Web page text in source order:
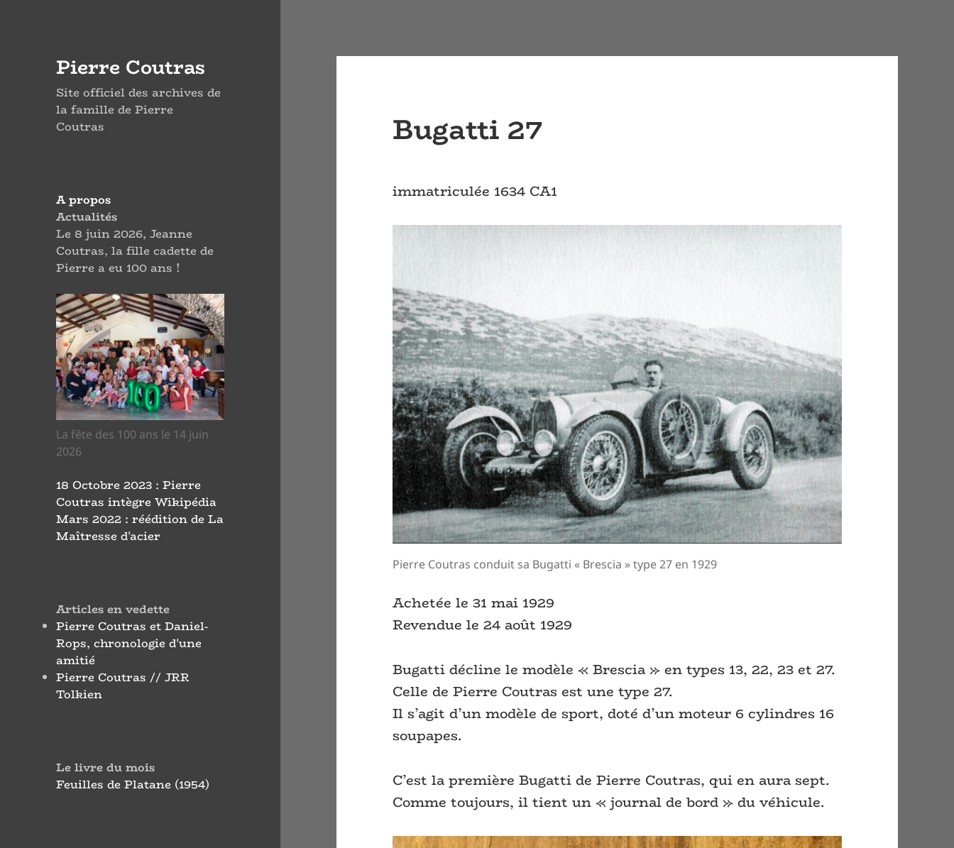
Pierre Coutras
Site officiel des archives de
la famille de Pierre
Coutras
A propos
Actualités
Le 8 juin 2026, Jeanne
Coutras, la fille cadette de
Pierre a eu 100 ans !
La fête des 100 ans le 14 juin
2026
18 Octobre 2023 : Pierre
Coutras intègre Wikipédia
Mars 2022 : réédition de La
Maîtresse d'acier
Articles en vedette
Pierre Coutras et Daniel-
Rops, chronologie d'une
amitié
Pierre Coutras // JRR
Tolkien
Le livre du mois
Feuilles de Platane (1954)
Bugatti 27
immatriculée 1634 CA1
Pierre Coutras conduit sa Bugatti « Brescia » type 27 en 1929
Achetée le 31 mai 1929
Revendue le 24 août 1929
Bugatti décline le modèle « Brescia » en types 13, 22, 23 et 27.
Celle de Pierre Coutras est une type 27.
Il s’agit d’un modèle de sport, doté d’un moteur 6 cylindres 16
soupapes.
C’est la première Bugatti de Pierre Coutras, qui en aura sept.
Comme toujours, il tient un « journal de bord » du véhicule.